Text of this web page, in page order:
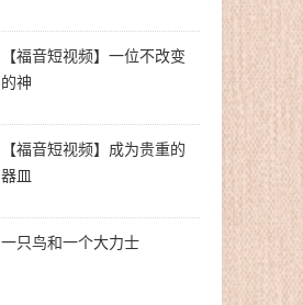
【福音短视频】一位不改变
的神
【福音短视频】成为贵重的
器皿
一只鸟和一个大力士